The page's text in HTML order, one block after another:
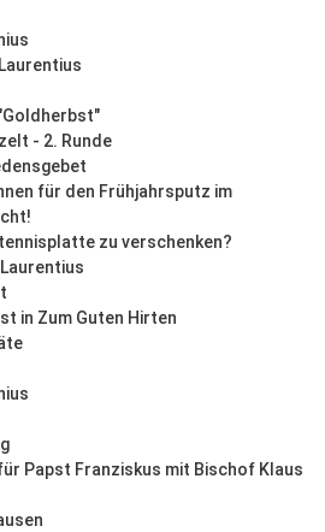
- 2. Runde
für den Frühjahrsputz im
zu verschenken?
in Zum Guten Hirten
Papst Franziskus mit Bischof Klaus